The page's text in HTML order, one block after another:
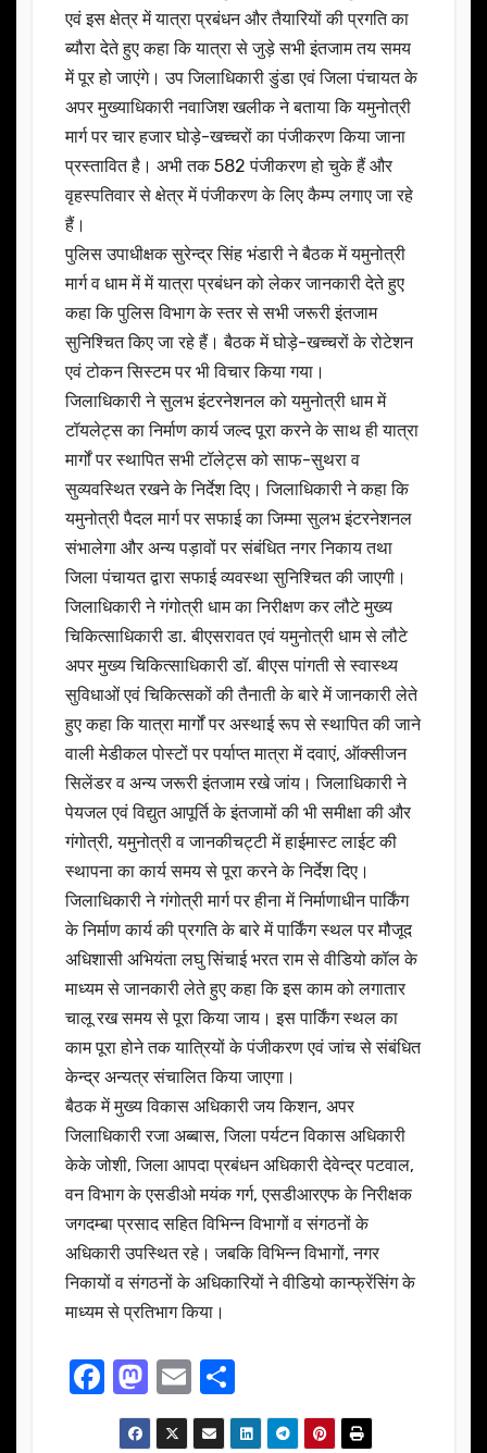
एवं इस क्षेत्र में यात्रा प्रबंधन और तैयारियों की प्रगति का
ब्यौरा देते हुए कहा कि यात्रा से जुड़े सभी इंतजाम तय समय
में पूर हो जाएंगे। उप जिलाधिकारी डुंडा एवं जिला पंचायत के
अपर मुख्याधिकारी नवाजिश खलीक ने बताया कि यमुनोत्री
मार्ग पर चार हजार घोड़े-खच्चरों का पंजीकरण किया जाना
प्रस्तावित है। अभी तक 582 पंजीकरण हो चुके हैं और
वृहस्पतिवार से क्षेत्र में पंजीकरण के लिए कैम्प लगाए जा रहे
हैं।
पुलिस उपाधीक्षक सुरेन्द्र सिंह भंडारी ने बैठक में यमुनोत्री
मार्ग व धाम में में यात्रा प्रबंधन को लेकर जानकारी देते हुए
कहा कि पुलिस विभाग के स्तर से सभी जरूरी इंतजाम
सुनिश्चित किए जा रहे हैं। बैठक में घोड़े-खच्चरों के रोटेशन
एवं टोकन सिस्टम पर भी विचार किया गया।
जिलाधिकारी ने सुलभ इंटरनेशनल को यमुनोत्री धाम में
टॉयलेट्स का निर्माण कार्य जल्द पूरा करने के साथ ही यात्रा
मार्गों पर स्थापित सभी टॉलेट्स को साफ-सुथरा व
सुव्यवस्थित रखने के निर्देश दिए। जिलाधिकारी ने कहा कि
यमुनोत्री पैदल मार्ग पर सफाई का जिम्मा सुलभ इंटरनेशनल
संभालेगा और अन्य पड़ावों पर संबंधित नगर निकाय तथा
जिला पंचायत द्वारा सफाई व्यवस्था सुनिश्चित की जाएगी।
जिलाधिकारी ने गंगोत्री धाम का निरीक्षण कर लौटे मुख्य
चिकित्साधिकारी डा. बीएसरावत एवं यमुनोत्री धाम से लौटे
अपर मुख्य चिकित्साधिकारी डॉ. बीएस पांगती से स्वास्थ्य
सुविधाओं एवं चिकित्सकों की तैनाती के बारे में जानकारी लेते
हुए कहा कि यात्रा मार्गों पर अस्थाई रूप से स्थापित की जाने
वाली मेडीकल पोस्टों पर पर्याप्त मात्रा में दवाएं, ऑक्सीजन
सिलेंडर व अन्य जरूरी इंतजाम रखे जांय। जिलाधिकारी ने
पेयजल एवं विद्युत आपूर्ति के इंतजामों की भी समीक्षा की और
गंगोत्री, यमुनोत्री व जानकीचट्टी में हाईमास्ट लाईट की
स्थापना का कार्य समय से पूरा करने के निर्देश दिए।
जिलाधिकारी ने गंगोत्री मार्ग पर हीना में निर्माणाधीन पार्किंग
के निर्माण कार्य की प्रगति के बारे में पार्किंग स्थल पर मौजूद
अधिशासी अभियंता लघु सिंचाई भरत राम से वीडियो कॉल के
माध्यम से जानकारी लेते हुए कहा कि इस काम को लगातार
चालू रख समय से पूरा किया जाय। इस पार्किंग स्थल का
काम पूरा होने तक यात्रियों के पंजीकरण एवं जांच से संबंधित
केन्द्र अन्यत्र संचालित किया जाएगा।
बैठक में मुख्य विकास अधिकारी जय किशन, अपर
जिलाधिकारी रजा अब्बास, जिला पर्यटन विकास अधिकारी
केके जोशी, जिला आपदा प्रबंधन अधिकारी देवेन्द्र पटवाल,
वन विभाग के एसडीओ मयंक गर्ग, एसडीआरएफ के निरीक्षक
जगदम्बा प्रसाद सहित विभिन्न विभागों व संगठनों के
अधिकारी उपस्थित रहे। जबकि विभिन्न विभागों, नगर
निकायों व संगठनों के अधिकारियों ने वीडियो कान्फ्रेंसिंग के
माध्यम से प्रतिभाग किया।
F
a
M
a
E
m h